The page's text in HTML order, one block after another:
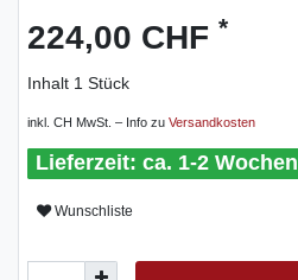
224,00 CHF *
Inhalt 1 Stück
inkl. CH MwSt. – Info zu Versandkosten
ca. 1-2 Wochen
Wunschliste